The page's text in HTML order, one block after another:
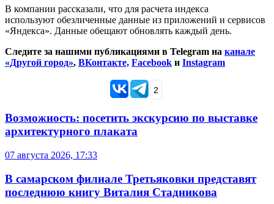
В компании рассказали, что для расчета индекса
используют обезличенные данные из приложений и сервисов
«Яндекса». Данные обещают обновлять каждый день.
Следите за нашими публикациями в Telegram на канале
«Другой город», ВКонтакте, Facebook и Instagram
2
Возможность: посетить экскурсию по выставке
архитектурного плаката
07 августа 2026, 17:33
В самарском филиале Третьяковки представят
последнюю книгу Виталия Стадникова